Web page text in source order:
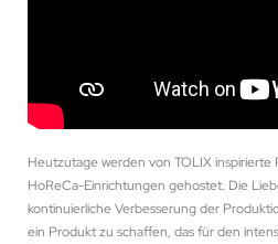
Heutzutage werden von TOLIX inspirierte
HoReCa-Einrichtungen gehostet. Die
kontinuierliche Verbesserung der
ein Produkt zu schaffen, das für den